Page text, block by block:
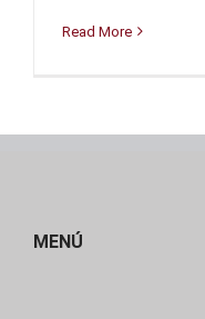
Read More
MENÚ